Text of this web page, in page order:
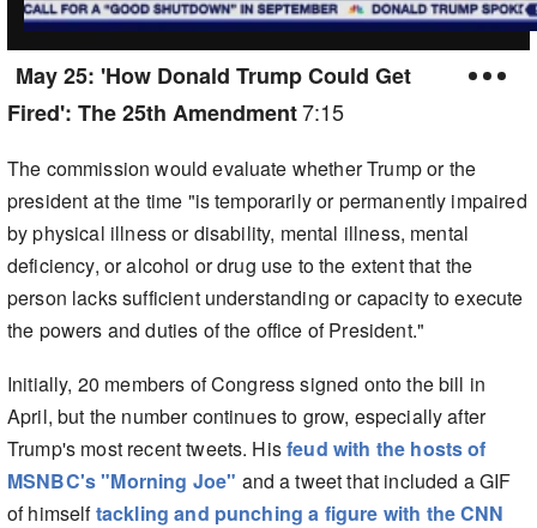
May 25: 'How Donald Trump Could Get
Fired': The 25th Amendment7:15
The commission would evaluate whether Trump or the
president at the time "is temporarily or permanently impaired
by physical illness or disability, mental illness, mental
deficiency, or alcohol or drug use to the extent that the
person lacks sufficient understanding or capacity to execute
the powers and duties of the office of President."
Initially, 20 members of Congress signed onto the bill in
April, but the number continues to grow, especially after
Trump's most recent tweets. Hisfeud with the hosts of
MSNBC's "Morning Joe" and a tweet that included a GIF
of himselftackling and punching a figure with the CNN